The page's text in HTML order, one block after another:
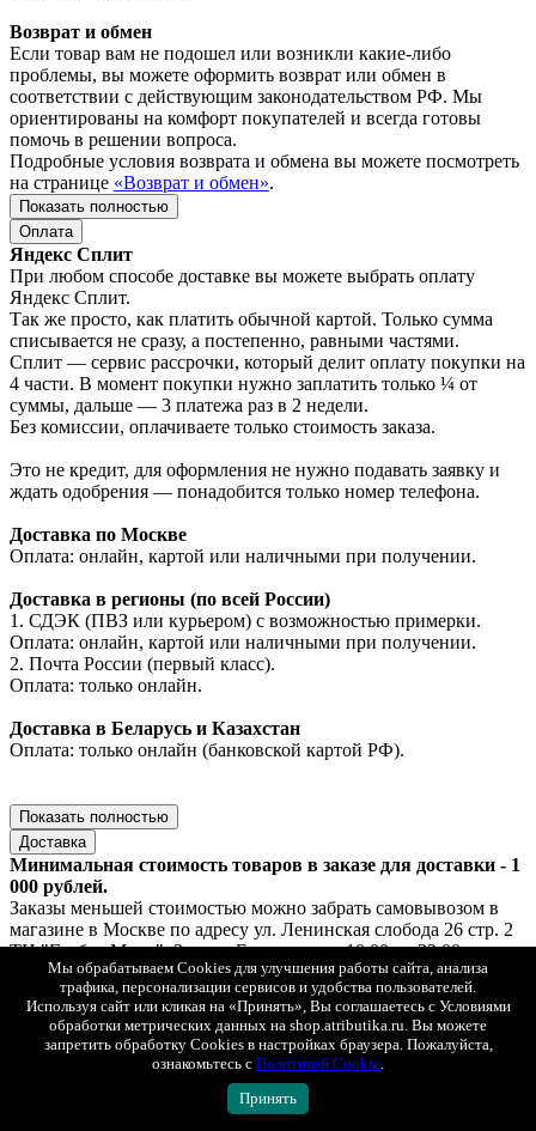
Возврат и обмен
Если товар вам не подошел или возникли какие-либо
проблемы, вы можете оформить возврат или обмен в
соответствии с действующим законодательством РФ. Мы
ориентированы на комфорт покупателей и всегда готовы
помочь в решении вопроса.
Подробные условия возврата и обмена вы можете посмотреть
на странице «Возврат и обмен».
Показать полностью
Оплата
Яндекс Сплит
При любом способе доставке вы можете выбрать оплату
Яндекс Сплит.
Так же просто, как платить обычной картой. Только сумма
списывается не сразу, а постепенно, равными частями.
Сплит — сервис рассрочки, который делит оплату покупки на
4 части. В момент покупки нужно заплатить только ¼ от
суммы, дальше — 3 платежа раз в 2 недели.
Без комиссии, оплачиваете только стоимость заказа.
Это не кредит, для оформления не нужно подавать заявку и
ждать одобрения — понадобится только номер телефона.
Доставка по Москве
Оплата: онлайн, картой или наличными при получении.
Доставка в регионы (по всей России)
1. СДЭК (ПВЗ или курьером) с возможностью примерки.
Оплата: онлайн, картой или наличными при получении.
2. Почта России (первый класс).
Оплата: только онлайн.
Доставка в Беларусь и Казахстан
Оплата: только онлайн (банковской картой РФ).
Показать полностью
Доставка
Минимальная стоимость товаров в заказе для доставки - 1
000 рублей.
Заказы меньшей стоимостью можно забрать самовывозом в
магазине в Москве по адресу ул. Ленинская слобода 26 стр. 2
ТЦ "Глобал Молл", 2 этаж. Ежедневно с 10:00 до 22:00.
Мы доставляем заказы по всей России, Казахстану и
Беларуси.
При оплате на сайте действует скидка 50 % на доставку.
При заказе от 15 000 рублей доставка - бесплатно.
Мы обрабатываем Cookies для улучшения работы сайта, анализа
трафика, персонализации сервисов и удобства пользователей.
Используя сайт или кликая на «Принять», Вы соглашаетесь с Условиями
обработки метрических данных на shop.atributika.ru. Вы можете
запретить обработку Cookies в настройках браузера. Пожалуйста,
ознакомьтесь с Политикой Cookie.
Принять